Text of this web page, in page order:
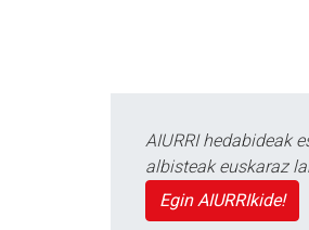
AIURRI hedabideak
albisteak euskaraz
Egin AIURRIkide!